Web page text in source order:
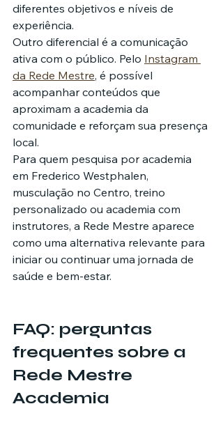
diferentes objetivos e níveis de
experiência.
Outro diferencial é a comunicação
ativa com o público. Pelo Instagram
da Rede Mestre, é possível
acompanhar conteúdos que
aproximam a academia da
comunidade e reforçam sua presença
local.
Para quem pesquisa por academia
em Frederico Westphalen,
musculação no Centro, treino
personalizado ou academia com
instrutores, a Rede Mestre aparece
como uma alternativa relevante para
iniciar ou continuar uma jornada de
saúde e bem-estar.
FAQ: perguntas
frequentes sobre a
Rede Mestre
Academia